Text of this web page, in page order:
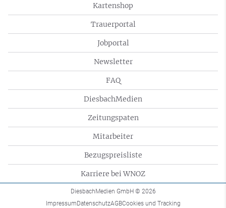
Kartenshop
Trauerportal
Jobportal
Newsletter
FAQ
DiesbachMedien
Zeitungspaten
Mitarbeiter
Bezugspreisliste
Karriere bei WNOZ
DiesbachMedien GmbH © 2026
ImpressumDatenschutzAGBCookies und Tracking